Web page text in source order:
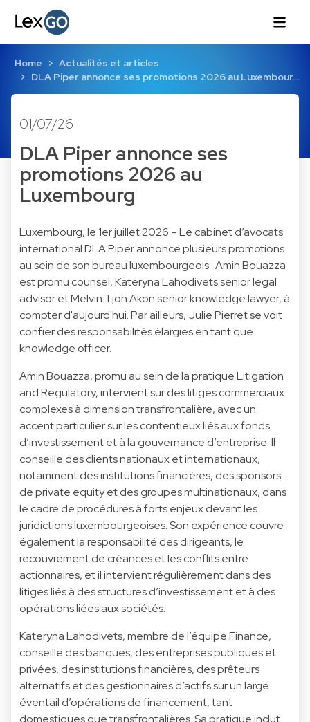
Home
Actualités et articles
DLA Piper annonce ses promotions 2026 au Luxembour…
01/07/26
DLA Piper annonce ses
promotions 2026 au
Luxembourg
Luxembourg, le 1er juillet 2026 – Le cabinet d’avocats
international DLA Piper annonce plusieurs promotions
au sein de son bureau luxembourgeois : Amin Bouazza
est promu counsel, Kateryna Lahodivets senior legal
advisor et Melvin Tjon Akon senior knowledge lawyer, à
compter d'aujourd'hui. Par ailleurs, Julie Pierret se voit
confier des responsabilités élargies en tant que
knowledge officer.
Amin Bouazza, promu au sein de la pratique Litigation
and Regulatory, intervient sur des litiges commerciaux
complexes à dimension transfrontalière, avec un
accent particulier sur les contentieux liés aux fonds
d’investissement et à la gouvernance d’entreprise. Il
conseille des clients nationaux et internationaux,
notamment des institutions financières, des sponsors
de private equity et des groupes multinationaux, dans
le cadre de procédures à forts enjeux devant les
juridictions luxembourgeoises. Son expérience couvre
également la responsabilité des dirigeants, le
recouvrement de créances et les conflits entre
actionnaires, et il intervient régulièrement dans des
litiges liés à des structures d’investissement et à des
opérations liées aux sociétés.
Kateryna Lahodivets, membre de l’équipe Finance,
conseille des banques, des entreprises publiques et
privées, des institutions financières, des prêteurs
alternatifs et des gestionnaires d’actifs sur un large
éventail d’opérations de financement, tant
domestiques que transfrontalières. Sa pratique inclut